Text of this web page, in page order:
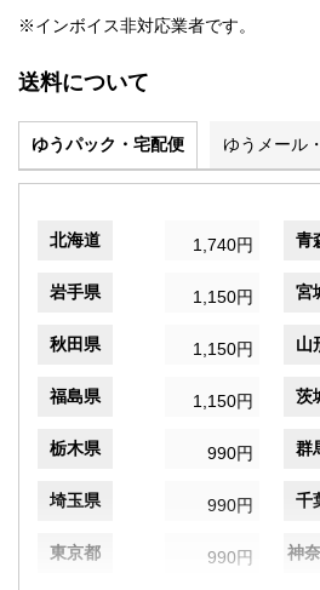
※インボイス非対応業者です。
送料について
ゆうパック・宅配便 ゆうメール
北海道 1,740円 青
岩手県 1,150円 宮
秋田県 1,150円 山
福島県 1,150円 茨
栃木県 990円 群
埼玉県 990円 千
東京都 990円 神